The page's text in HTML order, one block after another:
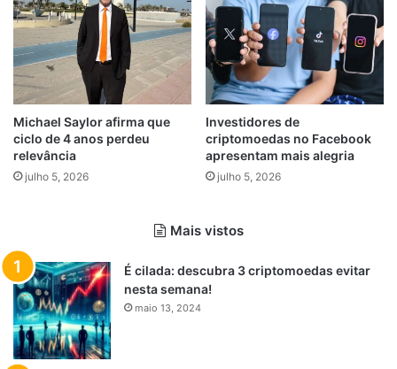
Michael Saylor afirma que
ciclo de 4 anos perdeu
relevância
julho 5, 2026
Investidores de
criptomoedas no Facebook
apresentam mais alegria
julho 5, 2026
Mais vistos
É cilada: descubra 3 criptomoedas evitar
nesta semana!
maio 13, 2024